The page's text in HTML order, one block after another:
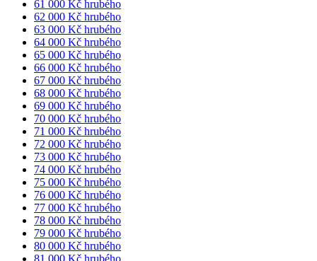
61 000 Kč hrubého
62 000 Kč hrubého
63 000 Kč hrubého
64 000 Kč hrubého
65 000 Kč hrubého
66 000 Kč hrubého
67 000 Kč hrubého
68 000 Kč hrubého
69 000 Kč hrubého
70 000 Kč hrubého
71 000 Kč hrubého
72 000 Kč hrubého
73 000 Kč hrubého
74 000 Kč hrubého
75 000 Kč hrubého
76 000 Kč hrubého
77 000 Kč hrubého
78 000 Kč hrubého
79 000 Kč hrubého
80 000 Kč hrubého